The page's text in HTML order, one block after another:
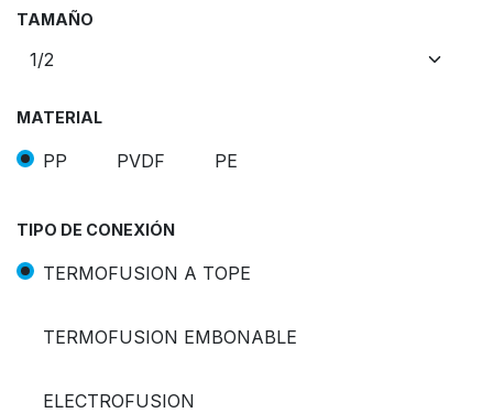
TAMAÑO
MATERIAL
PP PVDF PE
TIPO DE CONEXIÓN
TERMOFUSION A TOPE
TERMOFUSION EMBONABLE
ELECTROFUSION